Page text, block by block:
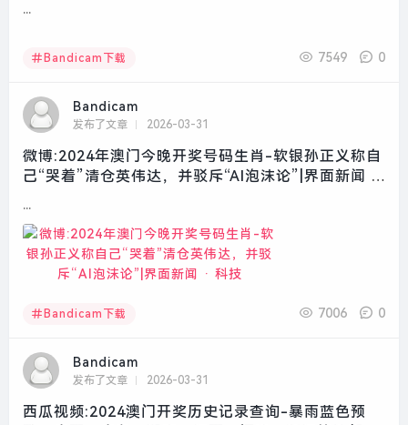
...
Bandicam下载 7549 0
Bandicam
发布了文章 2026-03-31
微博:2024年澳门今晚开奖号码生肖-软银孙正义称自
己“哭着”清仓英伟达，并驳斥“AI泡沫论”|界面新闻 ·
...
Bandicam下载 7006 0
Bandicam
发布了文章 2026-03-31
西瓜视频:2024澳门开奖历史记录查询-暴雨蓝色预